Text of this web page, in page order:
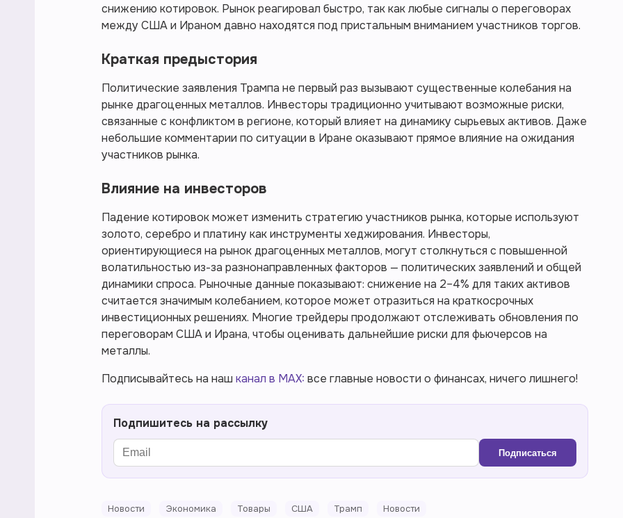
снижению котировок. Рынок реагировал быстро, так как любые сигналы о переговорах
между США и Ираном давно находятся под пристальным вниманием участников торгов.
Краткая предыстория
Политические заявления Трампа не первый раз вызывают существенные колебания на
рынке драгоценных металлов. Инвесторы традиционно учитывают возможные риски,
связанные с конфликтом в регионе, который влияет на динамику сырьевых активов. Даже
небольшие комментарии по ситуации в Иране оказывают прямое влияние на ожидания
участников рынка.
Влияние на инвесторов
Падение котировок может изменить стратегию участников рынка, которые используют
золото, серебро и платину как инструменты хеджирования. Инвесторы,
ориентирующиеся на рынок драгоценных металлов, могут столкнуться с повышенной
волатильностью из-за разнонаправленных факторов — политических заявлений и общей
динамики спроса. Рыночные данные показывают: снижение на 2–4% для таких активов
считается значимым колебанием, которое может отразиться на краткосрочных
инвестиционных решениях. Многие трейдеры продолжают отслеживать обновления по
переговорам США и Ирана, чтобы оценивать дальнейшие риски для фьючерсов на
металлы.
Подписывайтесь на наш канал в MAX: все главные новости о финансах, ничего лишнего!
Подпишитесь на рассылку
Подписаться
Новости Экономика Товары США Трамп Новости